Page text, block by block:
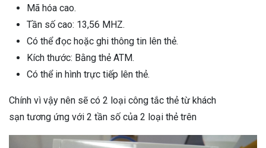
Mã hóa cao.
Tần số cao: 13,56 MHZ.
Có thể đọc hoặc ghi thông tin lên thẻ.
Kích thước: Bằng thẻ ATM.
Có thể in hình trực tiếp lên thẻ.
Chính vì vậy nên sẽ có 2 loại công tắc thẻ từ khách
sạn tương ứng với 2 tần số của 2 loại thẻ trên